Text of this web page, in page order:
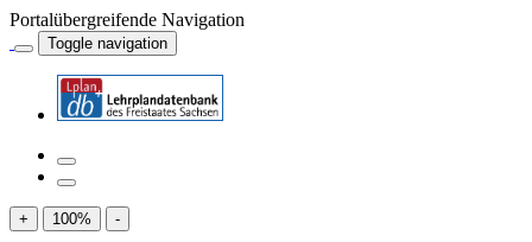
Portalübergreifende Navigation
Toggle navigation
+ 100% -